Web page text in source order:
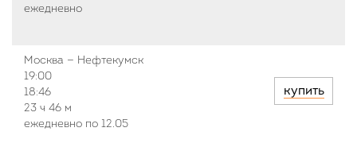
ежедневно
Москва — Нефтекумск
19:00
18:46
23 ч 46 м
ежедневно по 12.05
купить